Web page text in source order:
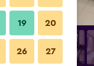
19 20
26 27